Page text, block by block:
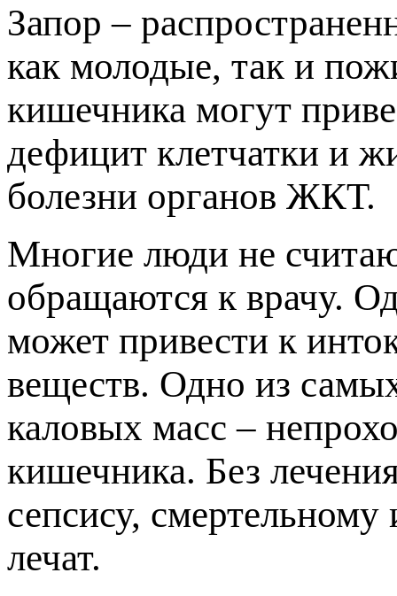
Запор –
как молодые, так и
кишечника могут
дефицит клетчатки и
олезни органов ЖКТ.
Многие люди не
обращаются к врачу.
может привести к
еществ. Одно из
каловых масс –
кишечника. Без
сепсису,
лечат.